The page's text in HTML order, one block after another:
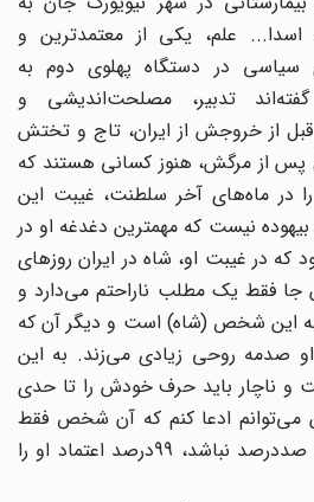
علم، یکی از معتمدترین و
در دستگاه پهلوی دوم به
تدبیر، مصلحت‌اندیشی و
از خروجش از ایران، تاج و تختش
از مرگش، هنوز کسانی هستند که
در ماه‌های آخر سلطنت، غیبت این
نیست که مهمترین دغدغه او در
در غیبت او، شاه در ایران روزهای
جا فقط یک مطلب ناراحتم می‌دارد و
این شخص (شاه) است و دیگر آن که
صدمه روحی زیادی می‌زند. به این
و ناچار باید حرف خودش را تا حدی
ادعا کنم که آن شخص فقط
من هستم، زیرا اگر اعتماد صددرصد نباشد، 99درصد اعتماد او را